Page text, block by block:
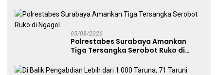
05/08/2026
Polrestabes Surabaya Amankan
Tiga Tersangka Serobot Ruko di